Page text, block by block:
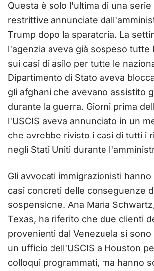
Questa è solo l'ultima di una serie
restrittive annunciate
Trump dopo la sparatoria. La
l'agenzia aveva già sospeso tutte
sui casi di asilo per tutte le
Dipartimento di Stato aveva
gli afghani che avevano assistito
durante la guerra. Giorni prima
l'USCIS aveva annunciato in un
che avrebbe rivisto i casi di tutti i
negli Stati Uniti durante
Gli avvocati immigrazionisti
casi concreti delle conseguenze
sospensione. Ana Maria
Texas, ha riferito che due clienti
provenienti dal Venezuela si sono
un ufficio dell'USCIS a Houston
colloqui programmati, ma hanno